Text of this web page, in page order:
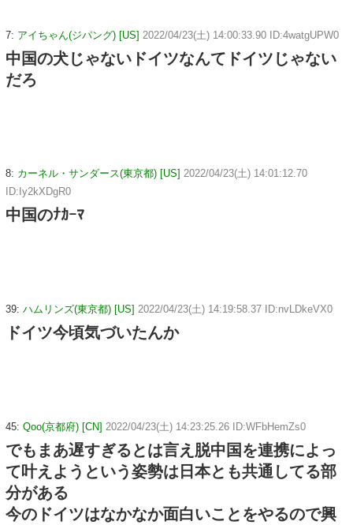
7: アイちゃん(ジパング) [US] 2022/04/23(土) 14:00:33.90 ID:4watgUPW0
中国の犬じゃないドイツなんてドイツじゃない
だろ
8: カーネル・サンダース(東京都) [US] 2022/04/23(土) 14:01:12.70
ID:Iy2kXDgR0
中国のﾅｶｰﾏ
39: ハムリンズ(東京都) [US] 2022/04/23(土) 14:19:58.37 ID:nvLDkeVX0
ドイツ今頃気づいたんか
45: Qoo(京都府) [CN] 2022/04/23(土) 14:23:25.26 ID:WFbHemZs0
でもまあ遅すぎるとは言え脱中国を連携によっ
て叶えようという姿勢は日本とも共通してる部
分がある
今のドイツはなかなか面白いことをやるので興